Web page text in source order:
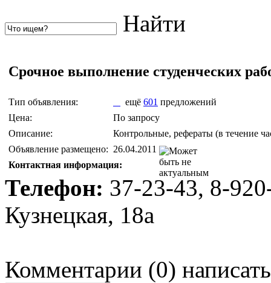
Найти
Срочное выполнение студенческих
Тип объявления: ещё 601 предложений
Цена:
По запросу
Описание:
Контрольные, рефераты (в течение
Объявление размещено: 26.04.2011
Контактная информация:
Телефон: 37-23-43, 8-
Кузнецкая, 18а
Комментарии (0) написать